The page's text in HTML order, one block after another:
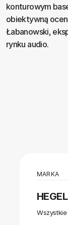
konturowym
obiektywną
Łabanowski,
rynku audio.
MARKA
HEGEL